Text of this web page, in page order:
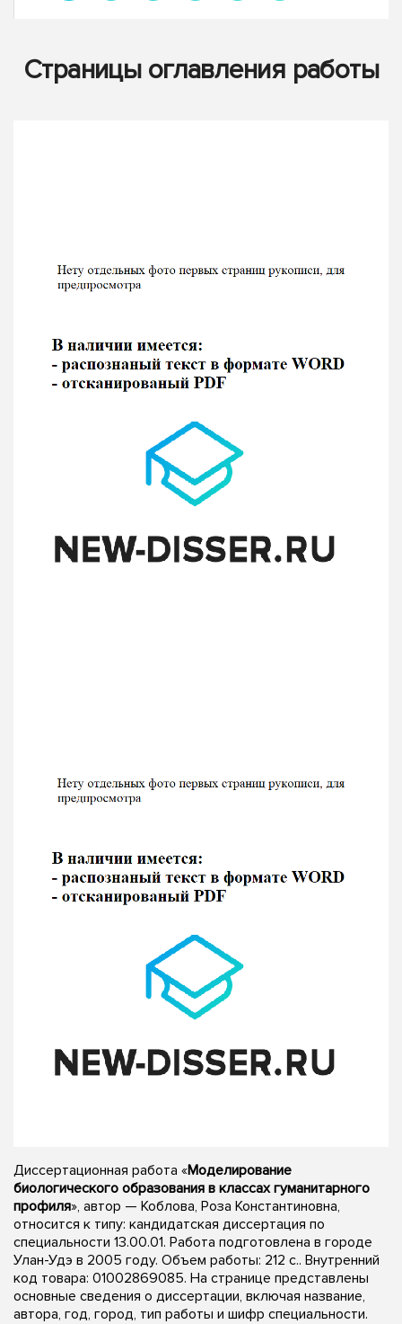
Страницы оглавления работы
Диссертационная работа «Моделирование
биологического образования в классах гуманитарного
профиля», автор — Коблова, Роза Константиновна,
относится к типу: кандидатская диссертация по
специальности 13.00.01. Работа подготовлена в городе
Улан-Удэ в 2005 году. Объем работы: 212 с.. Внутренний
код товара: 01002869085. На странице представлены
основные сведения о диссертации, включая название,
автора, год, город, тип работы и шифр специальности.